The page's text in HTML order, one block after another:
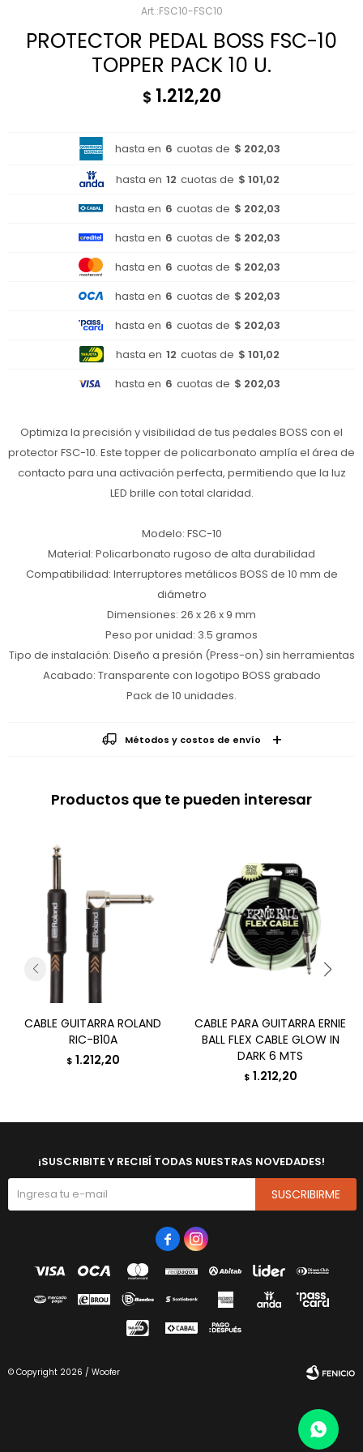
FSC10-FSC10
PROTECTOR PEDAL BOSS FSC-10
TOPPER PACK 10 U.
$ 1.212,20
hasta en 6 cuotas de $ 202,03
hasta en 12 cuotas de $ 101,02
hasta en 6 cuotas de $ 202,03
hasta en 6 cuotas de $ 202,03
hasta en 6 cuotas de $ 202,03
hasta en 6 cuotas de $ 202,03
hasta en 6 cuotas de $ 202,03
hasta en 12 cuotas de $ 101,02
hasta en 6 cuotas de $ 202,03
Optimiza la precisión y visibilidad de tus pedales BOSS con el
protector FSC-10. Este topper de policarbonato amplía el área de
contacto para una activación perfecta, permitiendo que la luz
LED brille con total claridad.
Modelo: FSC-10
Material: Policarbonato rugoso de alta durabilidad
Compatibilidad: Interruptores metálicos BOSS de 10 mm de
diámetro
Dimensiones: 26 x 26 x 9 mm
Peso por unidad: 3.5 gramos
Tipo de instalación: Diseño a presión (Press-on) sin herramientas
Acabado: Transparente con logotipo BOSS grabado
Pack de 10 unidades.
Métodos y costos de envío
Productos que te pueden interesar
CABLE GUITARRA ROLAND
RIC-B10A
$ 1.212,20
CABLE PARA GUITARRA ERNIE
BALL FLEX CABLE GLOW IN
DARK 6 MTS
$ 1.212,20
¡SUSCRIBITE Y RECIBÍ TODAS NUESTRAS NOVEDADES!
SUSCRIBIRME
 
© Copyright 2026 / Woofer